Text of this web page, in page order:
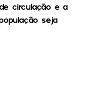
circulação e a
seja